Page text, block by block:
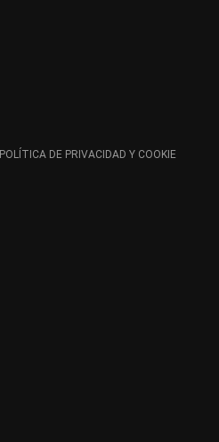
POLÍTICA DE PRIVACIDAD Y COOKIE